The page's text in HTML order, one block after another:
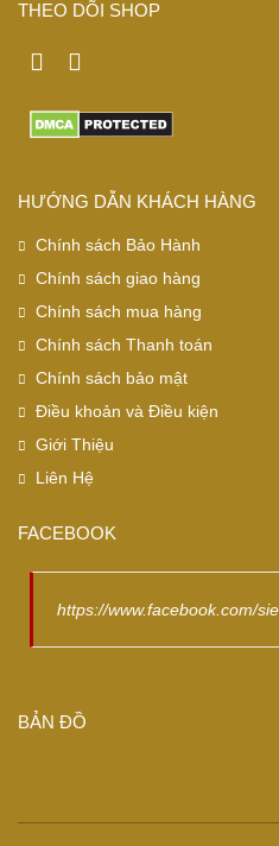
THEO DÕI SHOP
HƯỚNG DẪN KHÁCH HÀNG
Chính sách Bảo Hành
Chính sách giao hàng
Chính sách mua hàng
Chính sách Thanh toán
Chính sách bảo mật
Điều khoản và Điều kiện
Giới Thiệu
Liên Hệ
FACEBOOK
https://www.facebook.com/
BẢN ĐỒ